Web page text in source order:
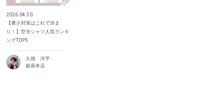
2026.04.30
【暑さ対策はこれで決ま
り！】空冷シャツ人気ランキ
ングTOP5
久徳 洋平
銀座本店